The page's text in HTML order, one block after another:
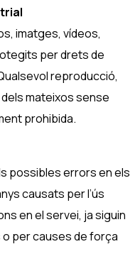
imatges, vídeos,
per drets de
reproducció,
mateixos sense
prohibida.
possibles errors en els
causats per l’ús
en el servei, ja siguin
per causes de força